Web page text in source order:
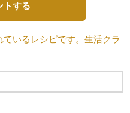
トする
いるレシピです。生活クラ
開きます。